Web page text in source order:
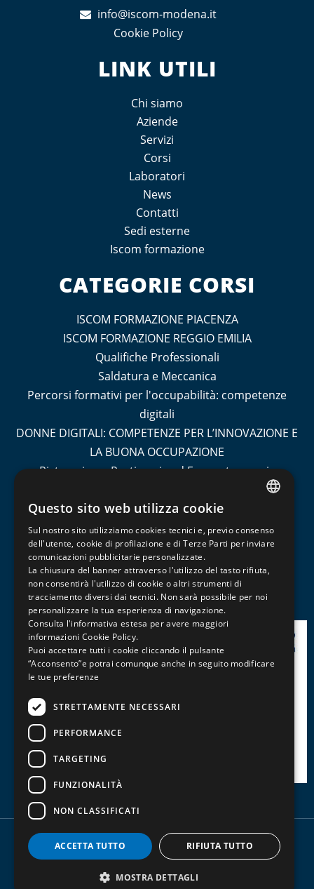
info@iscom-modena.it
Cookie Policy
LINK UTILI
Chi siamo
Aziende
Servizi
Corsi
Laboratori
News
Contatti
Sedi esterne
Iscom formazione
CATEGORIE CORSI
ISCOM FORMAZIONE PIACENZA
ISCOM FORMAZIONE REGGIO EMILIA
Qualifiche Professionali
Saldatura e Meccanica
Percorsi formativi per l'occupabilità: competenze
digitali
DONNE DIGITALI: COMPETENZE PER L’INNOVAZIONE E
LA BUONA OCCUPAZIONE
Ristorazione, Pasticceria ed Enogastronomia
Turismo
Contabilità e Amministrazione del Personale
Informatica, Grafica e Cad
Management, Marketing, Comunicazione e Social
Media
Patentini, Abilitazioni e Professioni
Copyright - P.IVA 00829580364 -Privacy policy-
Trasparenza contributi pubblici
ENGLISH
Questo sito web utilizza cookie
Sul nostro sito utilizziamo cookies tecnici e, previo consenso
dell'utente, cookie di profilazione e di Terze Parti per inviare
comunicazioni pubblicitarie personalizzate.
La chiusura del banner attraverso l'utilizzo del tasto rifiuta,
non consentirà l'utilizzo di cookie o altri strumenti di
tracciamento diversi dai tecnici. Non sarà possibile per noi
personalizzare la tua esperienza di navigazione.
Consulta l'informativa estesa per avere maggiori
informazioni Cookie Policy.
Puoi accettare tutti i cookie cliccando il pulsante
“Acconsento”e potrai comunque anche in seguito modificare
le tue preferenze
STRETTAMENTE NECESSARI
PERFORMANCE
TARGETING
FUNZIONALITÀ
NON CLASSIFICATI
ACCETTA TUTTO RIFIUTA TUTTO
MOSTRA DETTAGLI